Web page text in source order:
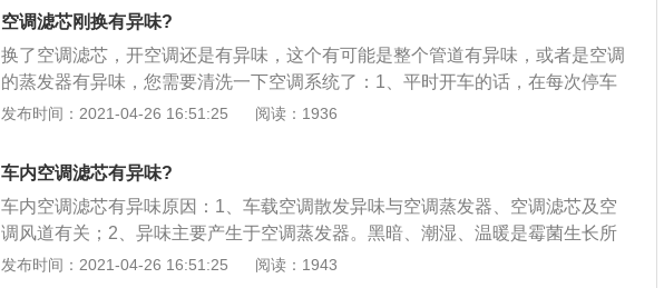
出；3、清洗后，空调系统中的污垢将随清洗剂从位于底盘的空调管路系统流
出，建议更换新的空调滤芯或原滤芯重新清洗干净再装上。
空调滤芯刚换有异味?
换了空调滤芯，开空调还是有异味，这个有可能是整个管道有异味，或者是空调
的蒸发器有异味，您需要清洗一下空调系统了：1、平时开车的话，在每次停车
前提前关闭制冷，自然风吹几分钟，滤芯材质问题也会有异味，可以更换活性炭
滤，一但这些颗粒进入车厢内，不但使汽车空调受污染，冷却系统性能降低，而
且人体吸入粉尘及有害气体后使人有过敏反应，肺部受损，受臭氧刺激而心情烦
躁，还有异味的影响，都影响行车安全；3、而高质量的空滤清器能吸收粉尖颗
粒，减轻呼吸道疼痛，减少对过敏者的刺激，行车更加舒适，空调冷却系统也受
到了保护；4、请注意空调滤芯有两种，一种是没活性碳，另一种是含活性碳的
发布时间：2021-04-26 16:51:25 阅读：1936
车内空调滤芯有异味?
车内空调滤芯有异味原因：1、车载空调散发异味与空调蒸发器、空调滤芯及空
调风道有关；2、异味主要产生于空调蒸发器。黑暗、潮湿、温暖是霉菌生长所
需的三大条件，空调系统具备了以上条件，几乎所有汽车空调都无法避免蒸发器
发布时间：2021-04-26 16:51:25 阅读：1943